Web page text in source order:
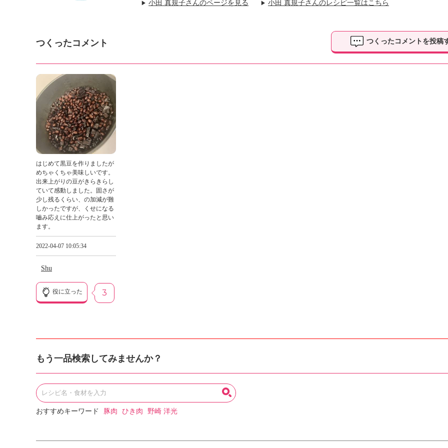
▶ 小田 真規子さんのページを見る ▶ 小田 真規子さんのレシピ一覧はこちら
つくったコメント つくったコメントを投稿
はじめて黒豆を作りましたが
めちゃくちゃ美味しいです。
出来上がりの豆がきらきらし
ていて感動しました。固さが
少し残るくらい、の加減が難
しかったですが、くせになる
嚙み応えに仕上がったと思い
ます。
2022-04-07 10:05:34
Shu
役に立った 3
もう一品検索してみませんか？
おすすめキーワード 豚肉 ひき肉 野崎 洋光